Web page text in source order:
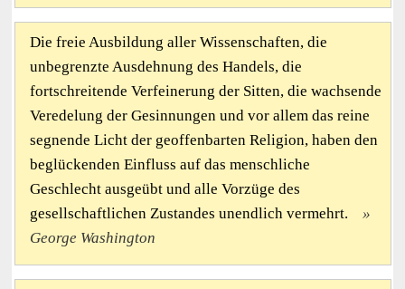
Die freie Ausbildung aller Wissenschaften, die
unbegrenzte Ausdehnung des Handels, die
fortschreitende Verfeinerung der Sitten, die wachsende
Veredelung der Gesinnungen und vor allem das reine
segnende Licht der geoffenbarten Religion, haben den
beglückenden Einfluss auf das menschliche
Geschlecht ausgeübt und alle Vorzüge des
gesellschaftlichen Zustandes unendlich vermehrt.
George Washington